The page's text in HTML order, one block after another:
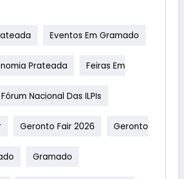
Eventos Em Gramado
Prateada Feiras Em
Fórum Nacional Das ILPIs
Geronto Fair 2026 Geronto
Gramado